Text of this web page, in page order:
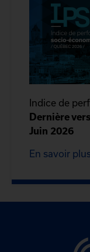
Indice de
Dernière
Juin 2026
En savoir